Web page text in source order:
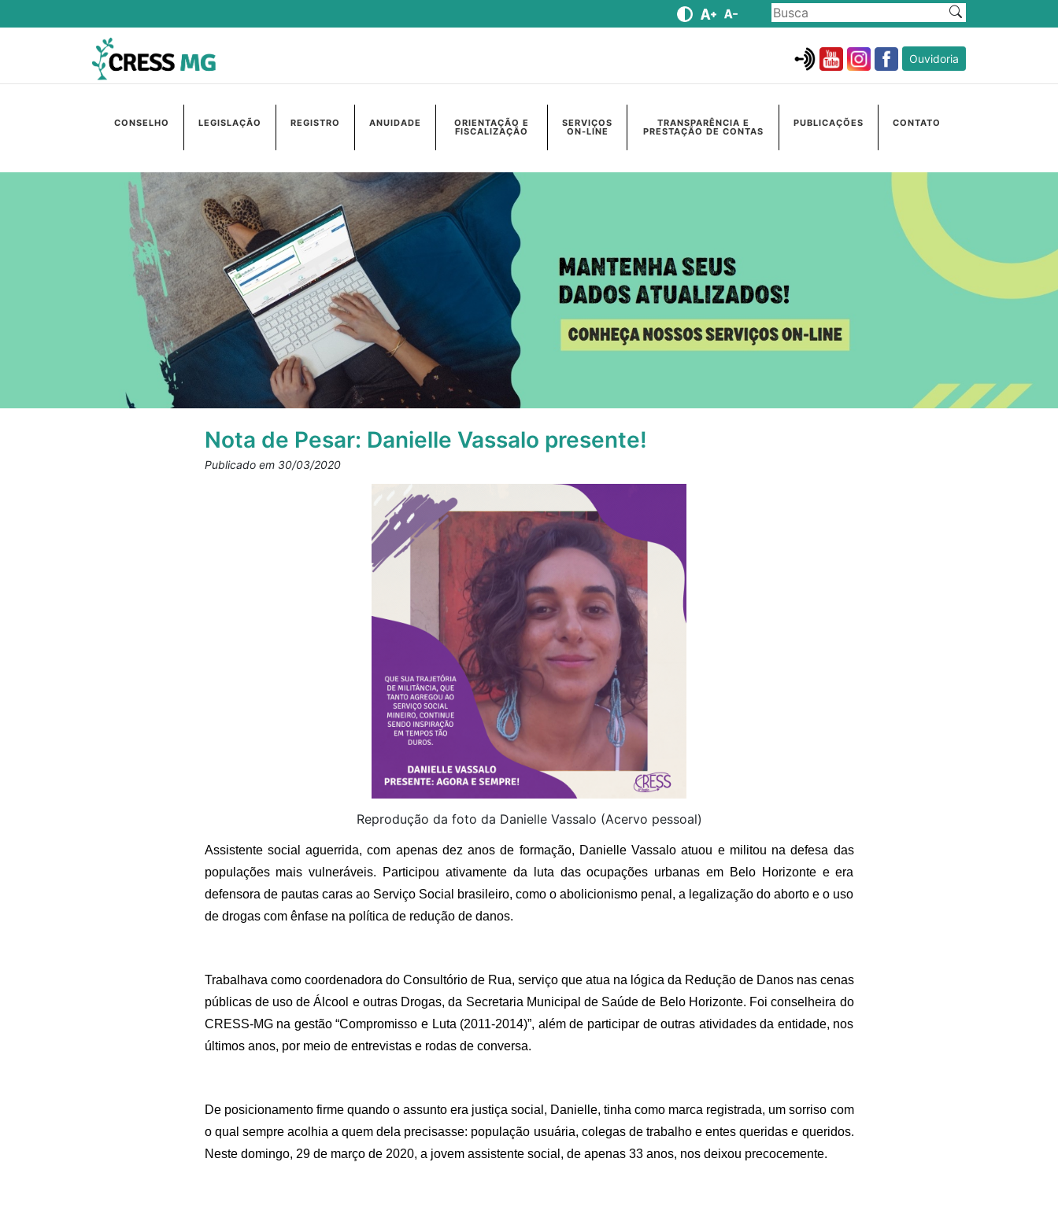
Ouvidoria
CONSELHO LEGISLAÇÃO REGISTRO ANUIDADE ORIENTAÇÃO E
FISCALIZAÇÃO
SERVIÇOS
ON-LINE
TRANSPARÊNCIA E
PRESTAÇÃO DE CONTAS
PUBLICAÇÕES CONTATO
Nota de Pesar: Danielle Vassalo presente!
Publicado em 30/03/2020
Reprodução da foto da Danielle Vassalo (Acervo pessoal)
Assistente social aguerrida, com apenas dez anos de formação, Danielle Vassalo atuou e militou na defesa das
populações mais vulneráveis. Participou ativamente da luta das ocupações urbanas em Belo Horizonte e era
defensora de pautas caras ao Serviço Social brasileiro, como o abolicionismo penal, a legalização do aborto e o uso
de drogas com ênfase na política de redução de danos.
Trabalhava como coordenadora do Consultório de Rua, serviço que atua na lógica da Redução de Danos nas cenas
públicas de uso de Álcool e outras Drogas, da Secretaria Municipal de Saúde de Belo Horizonte. Foi conselheira do
CRESS-MG na gestão “Compromisso e Luta (2011-2014)”, além de participar de outras atividades da entidade, nos
últimos anos, por meio de entrevistas e rodas de conversa.
De posicionamento firme quando o assunto era justiça social, Danielle, tinha como marca registrada, um sorriso com
o qual sempre acolhia a quem dela precisasse: população usuária, colegas de trabalho e entes queridas e queridos.
Neste domingo, 29 de março de 2020, a jovem assistente social, de apenas 33 anos, nos deixou precocemente.